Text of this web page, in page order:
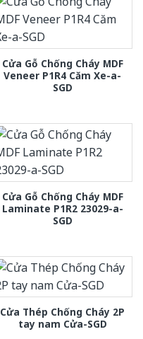
Cửa Gỗ Chống Cháy MDF
Veneer P1R4 Căm Xe-a-
SGD
Cửa Gỗ Chống Cháy MDF
Laminate P1R2 23029-a-
SGD
Cửa Thép Chống Cháy 2P
tay nam Cửa-SGD